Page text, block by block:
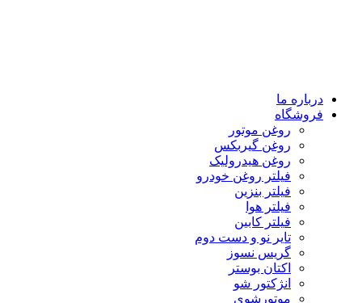
درباره ما
فروشگاه
روغن موتور
روغن گیربکس
روغن هیدرولیک
فیلتر روغن خودرو
فیلتر بنزین
فیلتر هوا
فیلتر کابین
تایر نو و دست دوم
گریس نسوز
اکتان بوستر
انژکتور شو
موتورشوی